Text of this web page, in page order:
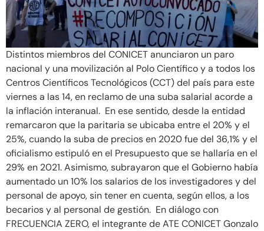
Distintos miembros del CONICET anunciaron un paro
nacional y una movilización al Polo Científico y a todos los
Centros Científicos Tecnológicos (CCT) del país para este
viernes a las 14, en reclamo de una suba salarial acorde a
la inflación interanual. En ese sentido, desde la entidad
remarcaron que la paritaria se ubicaba entre el 20% y el
25%, cuando la suba de precios en 2020 fue del 36,1% y el
oficialismo estipuló en el Presupuesto que se hallaría en el
29% en 2021. Asimismo, subrayaron que el Gobierno había
aumentado un 10% los salarios de los investigadores y del
personal de apoyo, sin tener en cuenta, según ellos, a los
becarios y al personal de gestión. En diálogo con
FRECUENCIA ZERO, el integrante de ATE CONICET Gonzalo